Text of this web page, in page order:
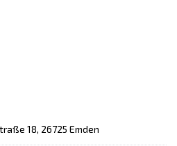
18, 26725 Emden